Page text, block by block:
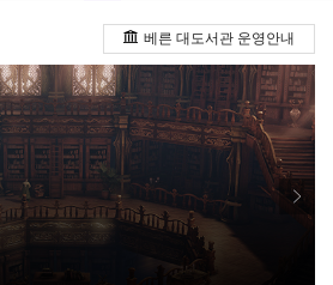
메
뉴
베른 대도서관 운영안내